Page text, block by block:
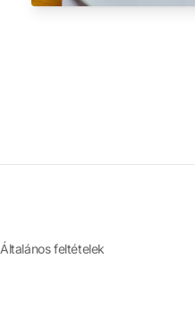
Általános feltételek